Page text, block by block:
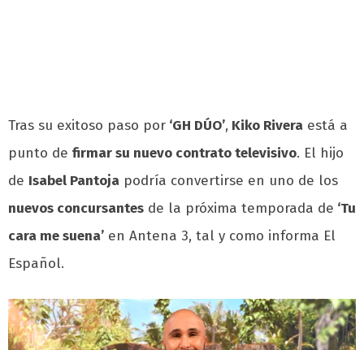
Tras su exitoso paso por ‘GH DÚO’, Kiko Rivera está a
punto de firmar su nuevo contrato televisivo. El hijo
de Isabel Pantoja podría convertirse en uno de los
nuevos concursantes de la próxima temporada de ‘Tu
cara me suena’ en Antena 3, tal y como informa El
Español.